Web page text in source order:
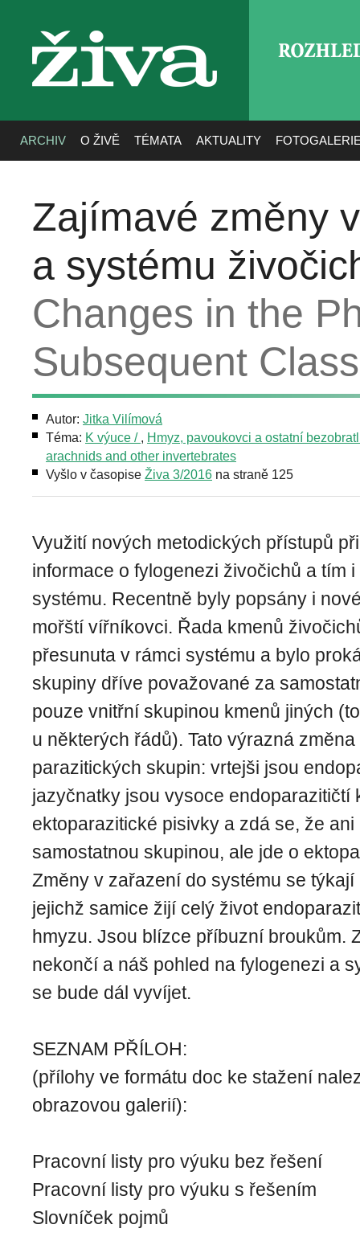
živa
ARCHIV O ŽIVĚ TÉMATA AKTUALITY
Zajímavé změny
a systému
Changes in the
Subsequent
Autor: Jitka Vilímová
Téma: K výuce / , Hmyz, pavoukovci a ostatní
arachnids and other invertebrates
Vyšlo v časopise Živa 3/2016 na straně 125
Využití nových metodických přístupů
informace o fylogenezi živočichů a tím
systému. Recentně byly popsány i
mořští vířníkovci. Řada kmenů
přesunuta v rámci systému a bylo
skupiny dříve považované za
pouze vnitřní skupinou kmenů jiných
u některých řádů). Tato výrazná
parazitických skupin: vrtejši jsou
jazyčnatky jsou vysoce endoparazitičtí
ektoparazitické pisivky a zdá se, že
samostatnou skupinou, ale jde o
Změny v zařazení do systému se
jejichž samice žijí celý život
hmyzu. Jsou blízce příbuzní broukům.
nekončí a náš pohled na fylogenezi a
se bude dál vyvíjet.
SEZNAM PŘÍLOH:
(přílohy ve formátu doc ke stažení
obrazovou galerií):
Pracovní listy pro výuku bez řešení
Pracovní listy pro výuku s řešením
Slovníček pojmů